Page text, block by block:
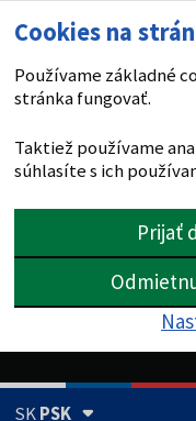
Cookies na
Používame základné
stránka fungovať.
Taktiež používame
súhlasíte s ich
Prijať
SKPSK